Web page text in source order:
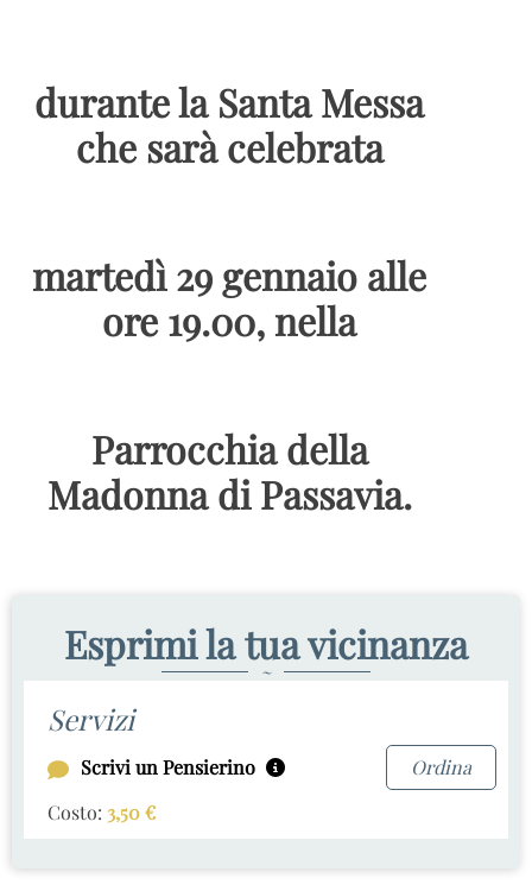
durante la Santa Messa
che sarà celebrata
martedì 29 gennaio alle
ore 19.00, nella
Parrocchia della
Madonna di Passavia.
Esprimi la tua vicinanza
~
Servizi
Scrivi un Pensierino
Ordina
Costo: 3,50€